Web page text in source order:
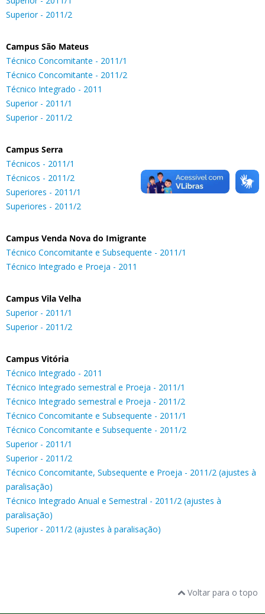
Superior - 2011/2
Campus São Mateus
Técnico Concomitante - 2011/1
Técnico Concomitante - 2011/2
Técnico Integrado - 2011
Superior - 2011/1
Superior - 2011/2
Campus Serra
Técnicos - 2011/1
Técnicos - 2011/2
Superiores - 2011/1
Superiores - 2011/2
Campus Venda Nova do Imigrante
Técnico Concomitante e Subsequente - 2011/1
Técnico Integrado e Proeja - 2011
Campus Vila Velha
Superior - 2011/1
Superior - 2011/2
Campus Vitória
Técnico Integrado - 2011
Técnico Integrado semestral e Proeja - 2011/1
Técnico Integrado semestral e Proeja - 2011/2
Técnico Concomitante e Subsequente - 2011/1
Técnico Concomitante e Subsequente - 2011/2
Superior - 2011/1
Superior - 2011/2
Técnico Concomitante, Subsequente e Proeja - 2011/2 (ajustes à
paralisação)
Técnico Integrado Anual e Semestral - 2011/2 (ajustes à
paralisação)
Superior - 2011/2 (ajustes à paralisação)
Voltar para o topo